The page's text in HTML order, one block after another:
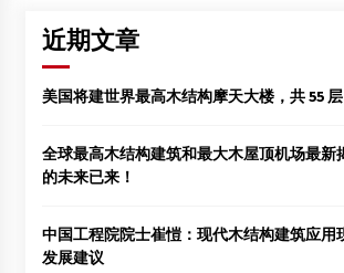
近期文章
美国将建世界最高木结构摩天大楼，共 55
全球最高木结构建筑和最大木屋顶机场最新
的未来已来！
中国工程院院士崔愷：现代木结构建筑应用
发展建议